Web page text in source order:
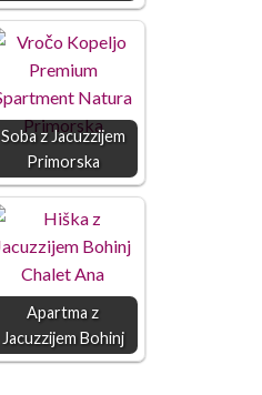
Soba z Jacuzzijem
Primorska
Apartma z
Jacuzzijem Bohinj